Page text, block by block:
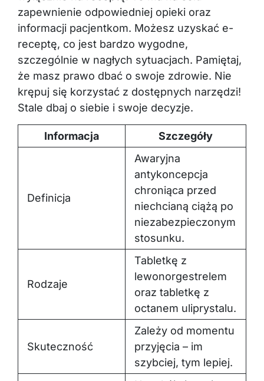
zapewnienie odpowiedniej opieki oraz
informacji pacjentkom. Możesz uzyskać e-
receptę, co jest bardzo wygodne,
szczególnie w nagłych sytuacjach. Pamiętaj,
że masz prawo dbać o swoje zdrowie. Nie
krępuj się korzystać z dostępnych narzędzi!
Stale dbaj o siebie i swoje decyzje.
Informacja Szczegóły
Definicja
Awaryjna
antykoncepcja
chroniąca przed
niechcianą ciążą po
niezabezpieczonym
stosunku.
Rodzaje
Tabletkę z
lewonorgestrelem
oraz tabletkę z
octanem uliprystalu.
Skuteczność
Zależy od momentu
przyjęcia – im
szybciej, tym lepiej.